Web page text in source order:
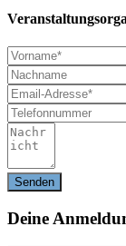
Deine